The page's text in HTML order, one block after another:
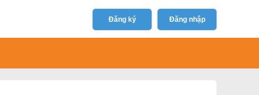
Đăng ký Đăng nhập